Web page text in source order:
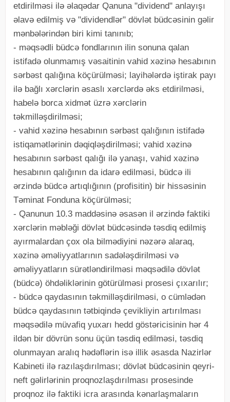
etdirilməsi ilə əlaqədar Qanuna "dividend" anlayışı
əlavə edilmiş və "dividendlər" dövlət büdcəsinin gəlir
mənbələrindən biri kimi tanınıb;
- məqsədli büdcə fondlarının ilin sonuna qalan
istifadə olunmamış vəsaitinin vahid xəzinə hesabının
sərbəst qalığına köçürülməsi; layihələrdə iştirak payı
ilə bağlı xərclərin əsaslı xərclərdə əks etdirilməsi,
habelə borca xidmət üzrə xərclərin
təkmilləşdirilməsi;
- vahid xəzinə hesabının sərbəst qalığının istifadə
istiqamətlərinin dəqiqləşdirilməsi; vahid xəzinə
hesabının sərbəst qalığı ilə yanaşı, vahid xəzinə
hesabının qalığının da idarə edilməsi, büdcə ili
ərzində büdcə artıqlığının (profisitin) bir hissəsinin
Təminat Fonduna köçürülməsi;
- Qanunun 10.3 maddəsinə əsasən il ərzində faktiki
xərclərin məbləği dövlət büdcəsində təsdiq edilmiş
ayırmalardan çox ola bilmədiyini nəzərə alaraq,
xəzinə əməliyyatlarının sadələşdirilməsi və
əməliyyatların sürətləndirilməsi məqsədilə dövlət
(büdcə) öhdəliklərinin götürülməsi prosesi çıxarılır;
- büdcə qaydasının təkmilləşdirilməsi, o cümlədən
büdcə qaydasının tətbiqində çevikliyin artırılması
məqsədilə müvafiq yuxarı hedd göstəricisinin hər 4
ildən bir dövrün sonu üçün təsdiq edilməsi, təsdiq
olunmayan aralıq hədəflərin isə illik əsasda Nazirlər
Kabineti ilə razılaşdırılması; dövlət büdcəsinin qeyri-
neft gəlirlərinin proqnozlaşdırılması prosesinde
proqnoz ilə faktiki icra arasında kənarlaşmaların